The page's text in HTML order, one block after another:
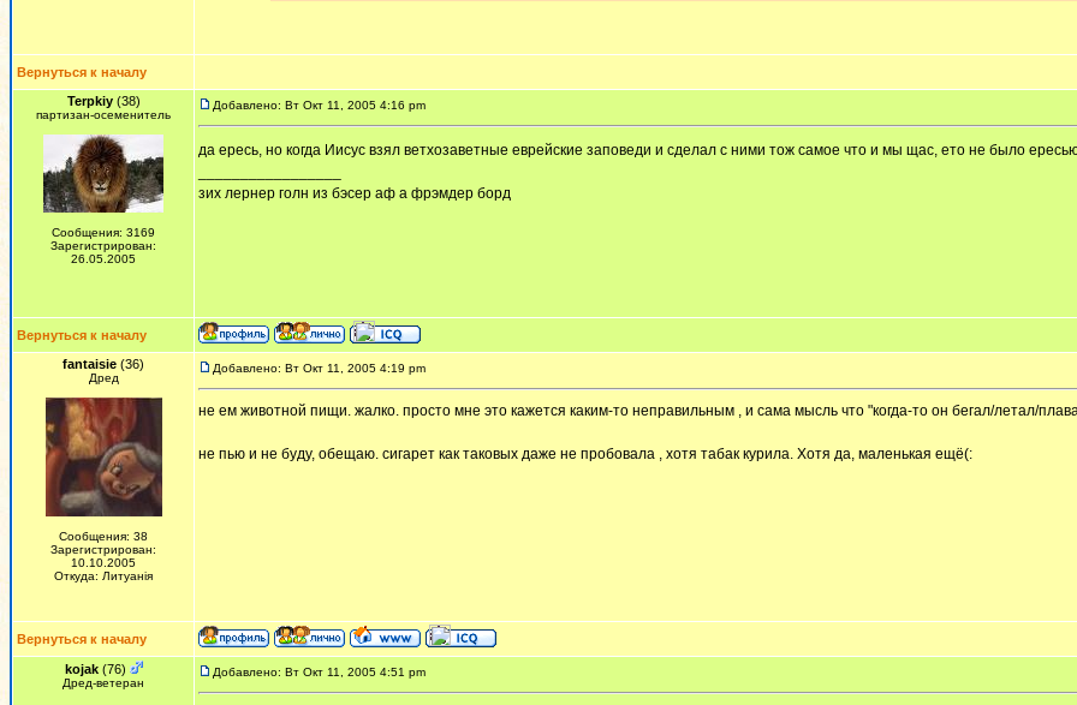
Вернуться к началу
Terpkiy(38)
партизан-осеменитель
Сообщения: 3169
Зарегистрирован:
26.05.2005
Добавлено: Вт Окт 11, 2005 4:16 pm
да ересь, но когда Иисус взял ветхозаветные еврейские заповеди и сделал с ними тож самое что и мы щас, ето не было
зих лернер голн из бэсер аф а фрэмдер борд
Вернуться к началу
fantaisie (36)
Дред
Сообщения: 38
Зарегистрирован:
10.10.2005
Откуда: Литуанiя
Добавлено: Вт Окт 11, 2005 4:19 pm
не ем животной пищи. жалко. просто мне это кажется каким-то неправильным , и сама мысль что "когда-то он бегал/летал/
не пью и не буду, обещаю. сигарет как таковых даже не пробовала , хотя табак курила. Хотя да, маленькая ещё(:
Вернуться к началу
kojak(76)
Дред-ветеран
Добавлено: Вт Окт 11, 2005 4:51 pm